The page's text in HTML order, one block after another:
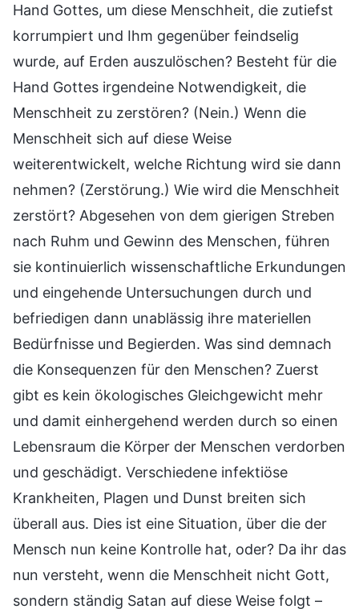
Hand Gottes, um diese Menschheit, die zutiefst
korrumpiert und Ihm gegenüber feindselig
wurde, auf Erden auszulöschen? Besteht für die
Hand Gottes irgendeine Notwendigkeit, die
Menschheit zu zerstören? (Nein.) Wenn die
Menschheit sich auf diese Weise
weiterentwickelt, welche Richtung wird sie dann
nehmen? (Zerstörung.) Wie wird die Menschheit
zerstört? Abgesehen von dem gierigen Streben
nach Ruhm und Gewinn des Menschen, führen
sie kontinuierlich wissenschaftliche Erkundungen
und eingehende Untersuchungen durch und
befriedigen dann unablässig ihre materiellen
Bedürfnisse und Begierden. Was sind demnach
die Konsequenzen für den Menschen? Zuerst
gibt es kein ökologisches Gleichgewicht mehr
und damit einhergehend werden durch so einen
Lebensraum die Körper der Menschen verdorben
und geschädigt. Verschiedene infektiöse
Krankheiten, Plagen und Dunst breiten sich
überall aus. Dies ist eine Situation, über die der
Mensch nun keine Kontrolle hat, oder? Da ihr das
nun versteht, wenn die Menschheit nicht Gott,
sondern ständig Satan auf diese Weise folgt –